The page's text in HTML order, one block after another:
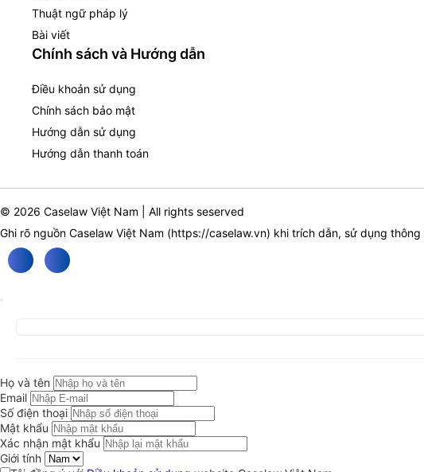
Thuật ngữ pháp lý
Bài viết
Chính sách và Hướng dẫn
Điều khoản sử dụng
Chính sách bảo mật
Hướng dẫn sử dụng
Hướng dẫn thanh toán
© 2026 Caselaw Việt Nam | All rights seserved
Ghi rõ nguồn Caselaw Việt Nam (https://caselaw.vn) khi trích dẫn, sử dụng
Họ và tên
Email
Số điện thoại
Mật khẩu
Xác nhận mật khẩu
Giới tính